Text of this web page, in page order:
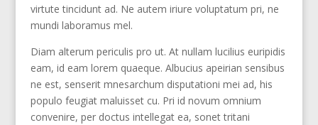
virtute tincidunt ad. Ne autem iriure voluptatum pri, ne
mundi laboramus mel.
Diam alterum periculis pro ut. At nullam lucilius euripidis
eam, id eam lorem quaeque. Albucius apeirian sensibus
ne est, senserit mnesarchum disputationi mei ad, his
populo feugiat maluisset cu. Pri id novum omnium
convenire, per doctus intellegat ea, sonet tritani